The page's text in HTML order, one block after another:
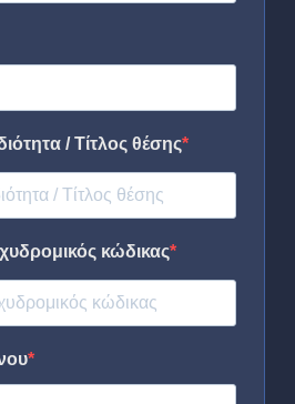
/ Τίτλος θέσης
κώδικας